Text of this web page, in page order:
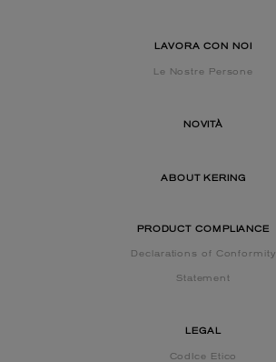
LAVORA CON NOI
Le Nostre Persone
NOVITÀ
ABOUT KERING
PRODUCT COMPLIANCE
Declarations of Conformity
Statement
LEGAL
CodIce Etico